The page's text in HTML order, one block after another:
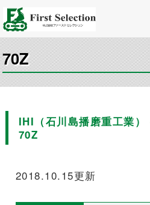
70Z
IHI（石川島播磨重工業
70Z
2018.10.15更新